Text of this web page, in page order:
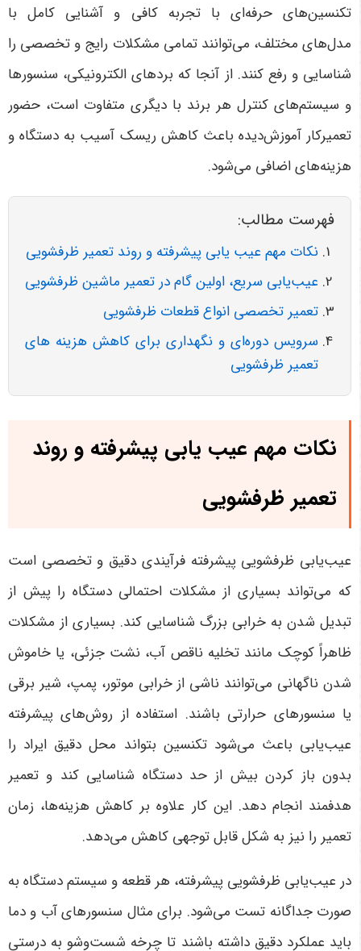
تکنسین‌های حرفه‌ای با تجربه کافی و آشنایی کامل با
مدل‌های مختلف، می‌توانند تمامی مشکلات رایج و تخصصی را
شناسایی و رفع کنند. از آنجا که بردهای الکترونیکی، سنسورها
و سیستم‌های کنترل هر برند با دیگری متفاوت است، حضور
تعمیرکار آموزش‌دیده باعث کاهش ریسک آسیب به دستگاه و
هزینه‌های اضافی می‌شود.
فهرست مطالب:
نکات مهم عیب یابی پیشرفته و روند تعمیر ظرفشویی
عیب‌یابی سریع، اولین گام در تعمیر ماشین ظرفشویی
تعمیر تخصصی انواع قطعات ظرفشویی
سرویس دوره‌ای و نگهداری برای کاهش هزینه های
تعمیر ظرفشویی
نکات مهم عیب یابی پیشرفته و روند
تعمیر ظرفشویی
عیب‌یابی ظرفشویی پیشرفته فرآیندی دقیق و تخصصی است
که می‌تواند بسیاری از مشکلات احتمالی دستگاه را پیش از
تبدیل شدن به خرابی بزرگ شناسایی کند. بسیاری از مشکلات
ظاهراً کوچک مانند تخلیه ناقص آب، نشت جزئی، یا خاموش
شدن ناگهانی می‌توانند ناشی از خرابی موتور، پمپ، شیر برقی
یا سنسورهای حرارتی باشند. استفاده از روش‌های پیشرفته
عیب‌یابی باعث می‌شود تکنسین بتواند محل دقیق ایراد را
بدون باز کردن بیش از حد دستگاه شناسایی کند و تعمیر
هدفمند انجام دهد. این کار علاوه بر کاهش هزینه‌ها، زمان
تعمیر را نیز به شکل قابل توجهی کاهش می‌دهد.
در عیب‌یابی ظرفشویی پیشرفته، هر قطعه و سیستم دستگاه به
صورت جداگانه تست می‌شود. برای مثال سنسورهای آب و دما
باید عملکرد دقیق داشته باشند تا چرخه شست‌وشو به درستی